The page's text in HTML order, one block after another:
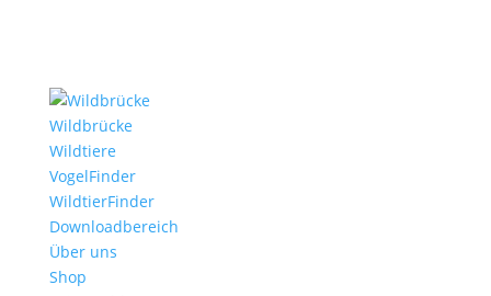
Wildbrücke
Wildtiere
VogelFinder
WildtierFinder
Downloadbereich
Über uns
Shop